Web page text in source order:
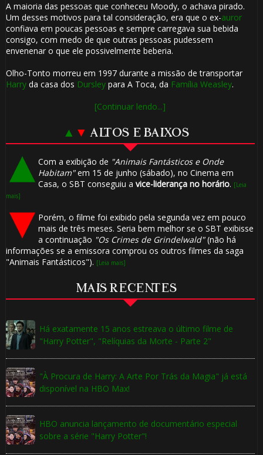
A maioria das pessoas que conheceu Moody, o achava pirado.
Um desses motivos para tal consideração, era que o ex-auror
confiava em poucas pessoas e sempre carregava sua bebida
consigo, com medo de que outras pessoas pudessem
envenenar o que ele possivelmente beberia.
Olho-Tonto morreu em 1997 durante a missão de transportar
Harryda casa dos Dursleypara A Toca, da Família Weasley.
[Continuar lendo...]
▲ ▼ ALTOS E BAIXOS
Com a exibição de "Animais Fantásticos e Onde
Habitam"em 15 de junho (sábado), no Cinema em
Casa, o SBT conseguiu a vice-liderança no horário. [Leia
mais]
Porém, o filme foi exibido pela segunda vez em pouco
mais de três meses. Seria bem melhor se o SBT exibisse
a continuação "Os Crimes de Grindelwald"(não há
informações se a emissora comprou os outros filmes da saga
"Animais Fantásticos"). [Leia mais]
MAIS RECENTES
Há exatamente 15 anos estreava o último filme de
"Harry Potter", "Relíquias da Morte - Parte 2"
"À Procura de Harry: A Arte Por Trás da Magia" já está
disponível na HBO Max!
HBO anuncia lançamento de documentário especial
sobre a série "Harry Potter"!